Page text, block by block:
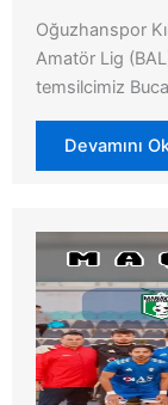
Oğuzhanspor
Amatör Lig
temsilcimiz
Devamını